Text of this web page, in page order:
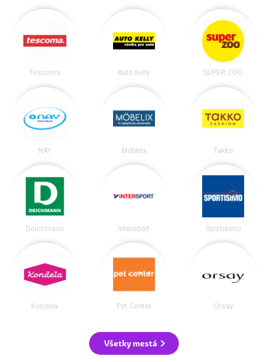
Tescoma Auto Kelly SUPER ZOO
NAY Möbelix Takko
Deichmann Intersport Sportisimo
Kondela Pet Center Orsay
Všetky mestá